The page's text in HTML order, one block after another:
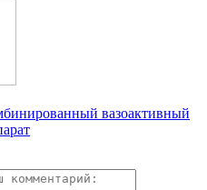
вазоактивный